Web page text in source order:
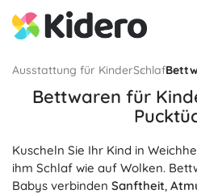
Ausstattung für KinderSchlaf
Bettwaren für
Kuscheln Sie Ihr Kind in
ihm Schlaf wie auf Wolken.
Babys verbinden Sanftheit,